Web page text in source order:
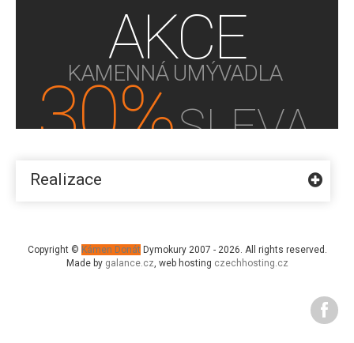
AKCE
KAMENNÁ UMÝVADLA
30%SLEVA
Realizace
Copyright © Kámen Donát Dymokury 2007 - 2026. All rights reserved.
Made by galance.cz, web hosting czechhosting.cz